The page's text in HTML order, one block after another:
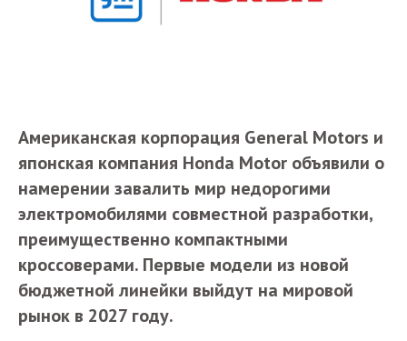
Американская корпорация General Motors и
японская компания Honda Motor объявили о
намерении завалить мир недорогими
электромобилями совместной разработки,
преимущественно компактными
кроссоверами. Первые модели из новой
бюджетной линейки выйдут на мировой
рынок в 2027 году.